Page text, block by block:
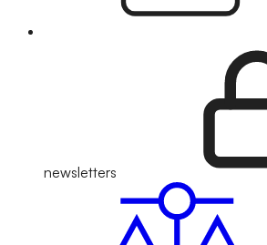
newsletters